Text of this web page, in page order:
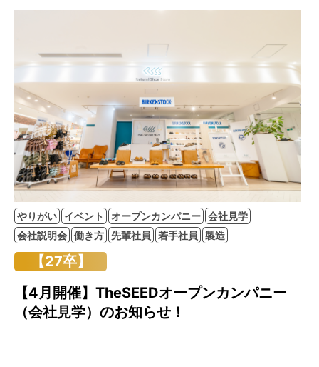
やりがい イベント オープンカンパニー 会社見学
会社説明会 働き方 先輩社員 若手社員 製造
【27卒】
【4月開催】TheSEEDオープンカンパニー
（会社見学）のお知らせ！